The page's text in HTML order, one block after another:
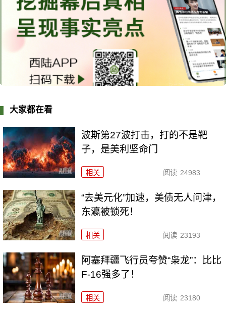
大家都在看
波斯第27波打击，打的不是靶
子，是美利坚命门
相关 阅读 24983
“去美元化”加速，美债无人问津，
东瀛被锁死！
相关 阅读 23193
阿塞拜疆飞行员夸赞“枭龙”：比比
F-16强多了！
相关 阅读 23180